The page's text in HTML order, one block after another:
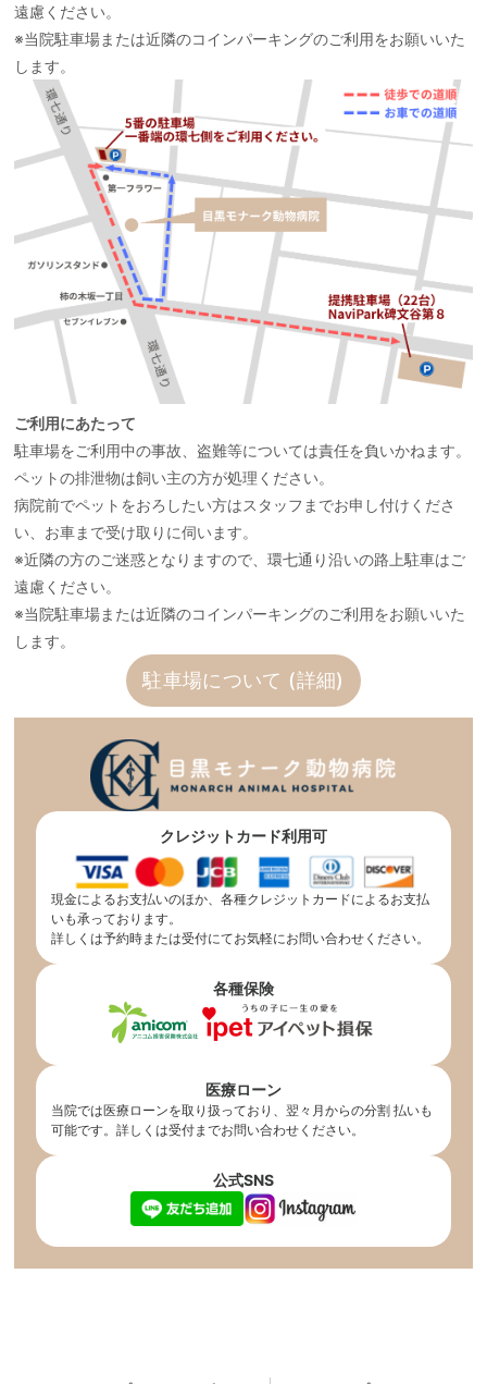
遠慮ください。
※当院駐車場または近隣のコインパーキングのご利用をお願いいた
します。
ご利用にあたって
駐車場をご利用中の事故、盗難等については責任を負いかねます。
ペットの排泄物は飼い主の方が処理ください。
病院前でペットをおろしたい方はスタッフまでお申し付けくださ
い、お車まで受け取りに伺います。
※近隣の方のご迷惑となりますので、環七通り沿いの路上駐車はご
遠慮ください。
※当院駐車場または近隣のコインパーキングのご利用をお願いいた
します。
駐車場について (詳細)
クレジットカード利用可
現金によるお支払いのほか、各種クレジットカードによるお支払
いも承っております。
詳しくは予約時または受付にてお気軽にお問い合わせください。
各種保険
医療ローン
当院では医療ローンを取り扱っており、翌々月からの分割 払いも
可能です。詳しくは受付までお問い合わせください。
公式SNS